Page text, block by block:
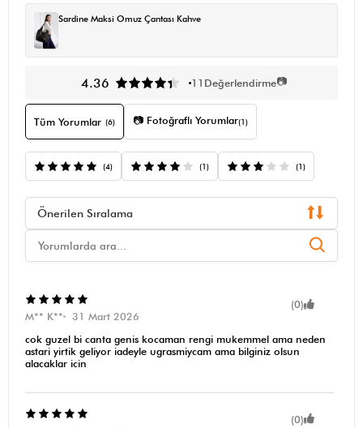
Sardine Maksi Omuz Çantası Kahve
4.36 11 Değerlendirme📷
Tüm Yorumlar (6) 📷 Fotoğraflı Yorumlar(1)
(4) (1) (1)
Önerilen Sıralama
(0)
M** K**
31 Mart 2026
cok guzel bi canta genis kocaman rengi mukemmel ama neden
astari yirtik geliyor iadeyle ugrasmiycam ama bilginiz olsun
alacaklar icin
(0)